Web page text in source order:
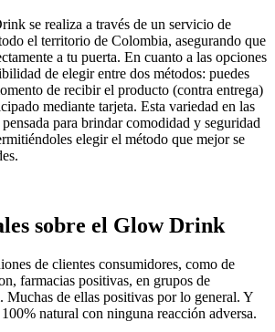
se realiza a través de un servicio de
el territorio de Colombia, asegurando que
a tu puerta. En cuanto a las opciones
de elegir entre dos métodos: puedes
de recibir el producto (contra entrega)
mediante tarjeta. Esta variedad en las
para brindar comodidad y seguridad
elegir el método que mejor se
sobre el Glow Drink
de clientes consumidores, como de
farmacias positivas, en grupos de
Muchas de ellas positivas por lo general. Y
natural con ninguna reacción adversa.